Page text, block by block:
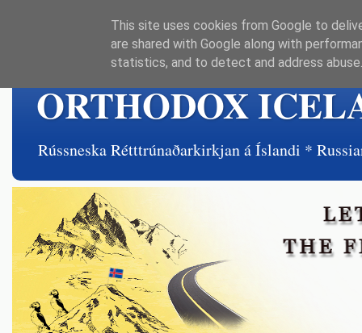
ORTHODOX
Rússneska Rétttrúnaðarkirkjan á Íslandi *
This site uses cookies from Google to
are shared with Google along with
statistics, and to detect and address abuse.